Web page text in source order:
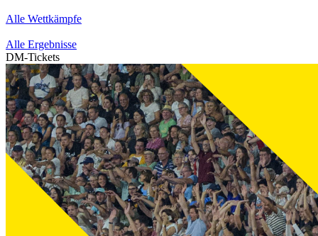
Alle Wettkämpfe
Alle Ergebnisse
DM-Tickets